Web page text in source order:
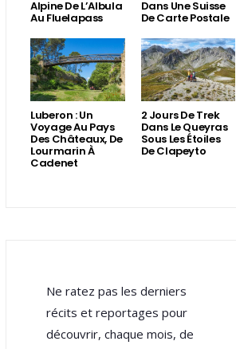
Alpine De L’Albula
Au Fluelapass
Dans Une Suisse
De Carte Postale
Luberon : Un
Voyage Au Pays
Des Châteaux, De
Lourmarin À
Cadenet
2 Jours De Trek
Dans Le Queyras
Sous Les Étoiles
De Clapeyto
Ne ratez pas les derniers
récits et reportages pour
découvrir, chaque mois, de